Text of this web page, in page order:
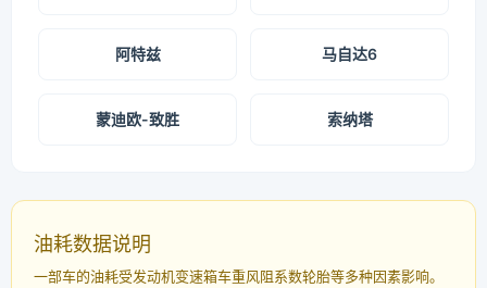
阿特兹 马自达6
蒙迪欧-致胜 索纳塔
油耗数据说明
一部车的油耗受发动机变速箱车重风阻系数轮胎等多种因素影响。